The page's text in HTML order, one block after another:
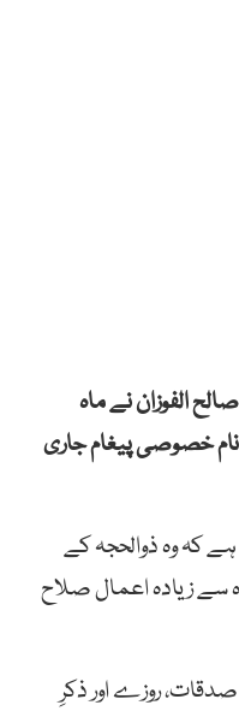
الفوزان نے ماہ
خصوصی پیغام جاری
کہ وہ ذوالحجہ کے
میں زیادہ سے زیادہ اعمال صلاح
صدقات، روزے اور ذکرِ